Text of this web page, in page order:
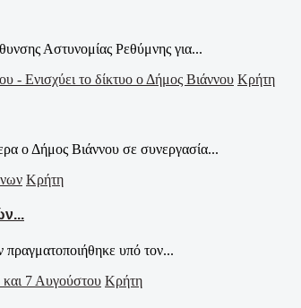
Αστυνομίας Ρεθύμνης για...
Κρήτη
ο Δήμος Βιάννου σε συνεργασία...
Κρήτη
πραγματοποιήθηκε υπό τον...
Κρήτη